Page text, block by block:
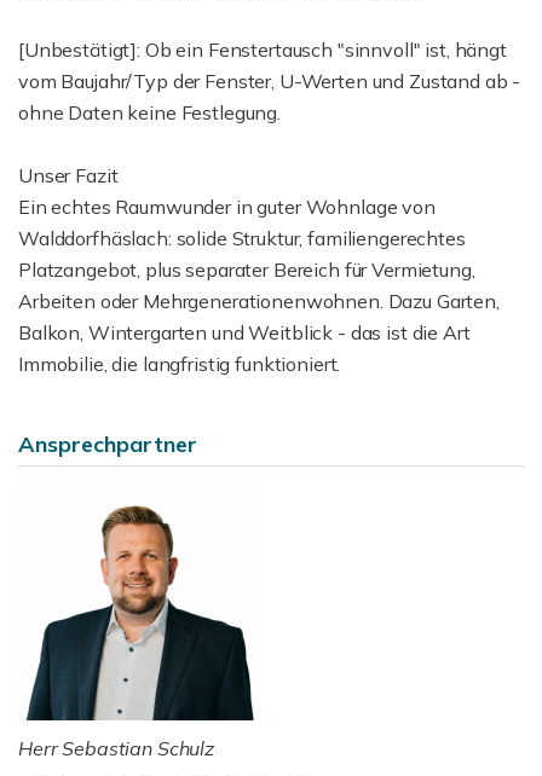
[Unbestätigt]: Ob ein Fenstertausch "sinnvoll" ist, hängt
vom Baujahr/Typ der Fenster, U-Werten und Zustand ab -
ohne Daten keine Festlegung.
Unser Fazit
Ein echtes Raumwunder in guter Wohnlage von
Walddorfhäslach: solide Struktur, familiengerechtes
Platzangebot, plus separater Bereich für Vermietung,
Arbeiten oder Mehrgenerationenwohnen. Dazu Garten,
Balkon, Wintergarten und Weitblick - das ist die Art
Immobilie, die langfristig funktioniert.
Ansprechpartner
Herr Sebastian Schulz